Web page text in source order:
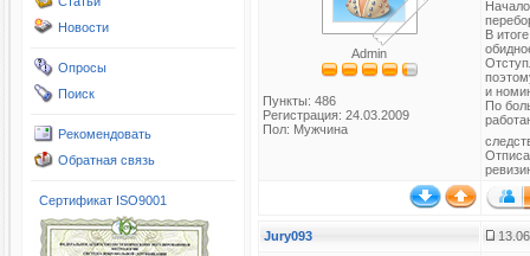
Новости
Опросы
Поиск
Рекомендовать
Обратная связь
Сертификат ISO9001
Admin
Пункты: 486
Регистрация: 24.03.2009
Пол: Мужчина
В
и
По
Jury093